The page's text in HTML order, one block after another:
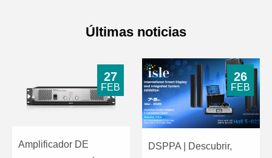
Últimas noticias
Amplificador DE
27
FEB
DSPPA | Descubrir,
26
FEB